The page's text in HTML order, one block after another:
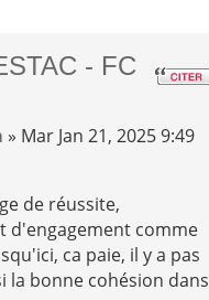
- FC
» Mar Jan 21, 2025 9:49
de réussite,
d'engagement comme
ca paie, il y a pas
la bonne cohésion dans